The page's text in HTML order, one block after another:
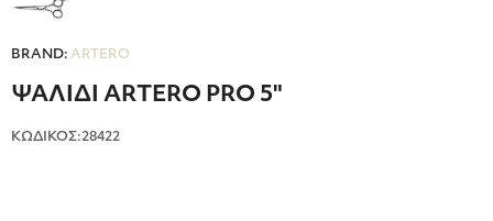
BRAND: ARTERO
ΨΑΛΙΔΙ ARTERO PRO 5"
ΚΩΔΙΚΟΣ:28422